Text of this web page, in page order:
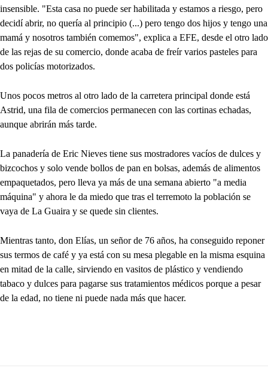
insensible. "Esta casa no puede ser habilitada y estamos a riesgo, pero
decidí abrir, no quería al principio (...) pero tengo dos hijos y tengo una
mamá y nosotros también comemos", explica a EFE, desde el otro lado
de las rejas de su comercio, donde acaba de freír varios pasteles para
dos policías motorizados.
Unos pocos metros al otro lado de la carretera principal donde está
Astrid, una fila de comercios permanecen con las cortinas echadas,
aunque abrirán más tarde.
La panadería de Eric Nieves tiene sus mostradores vacíos de dulces y
bizcochos y solo vende bollos de pan en bolsas, además de alimentos
empaquetados, pero lleva ya más de una semana abierto "a media
máquina" y ahora le da miedo que tras el terremoto la población se
vaya de La Guaira y se quede sin clientes.
Mientras tanto, don Elías, un señor de 76 años, ha conseguido reponer
sus termos de café y ya está con su mesa plegable en la misma esquina
en mitad de la calle, sirviendo en vasitos de plástico y vendiendo
tabaco y dulces para pagarse sus tratamientos médicos porque a pesar
de la edad, no tiene ni puede nada más que hacer.